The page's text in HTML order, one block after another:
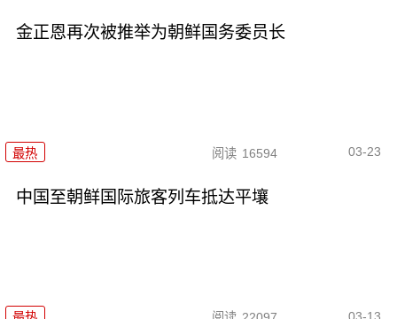
金正恩再次被推举为朝鲜国务委员长
最热 阅读 16594 03-23
中国至朝鲜国际旅客列车抵达平壤
03-13